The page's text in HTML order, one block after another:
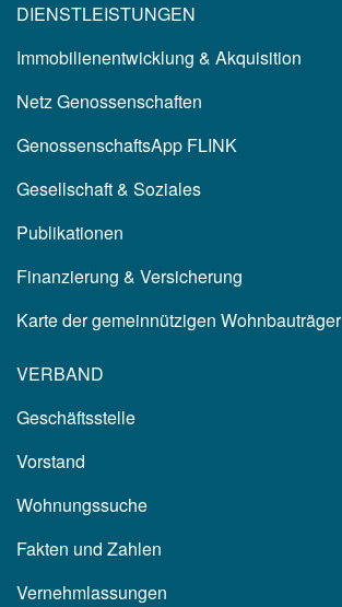
DIENSTLEISTUNGEN
Immobilienentwicklung & Akquisition
Netz Genossenschaften
GenossenschaftsApp FLINK
Gesellschaft & Soziales
Publikationen
Finanzierung & Versicherung
Karte der gemeinnützigen Wohnbauträger
VERBAND
Geschäftsstelle
Vorstand
Wohnungssuche
Fakten und Zahlen
Vernehmlassungen